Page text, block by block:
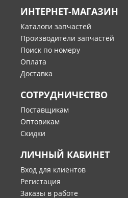
ИНТЕРНЕТ-МАГАЗИН
Каталоги запчастей
Производители запчастей
Поиск по номеру
Оплата
Доставка
СОТРУДНИЧЕСТВО
Поставщикам
Оптовикам
Скидки
ЛИЧНЫЙ КАБИНЕТ
Вход для клиентов
Регистация
Заказы в работе